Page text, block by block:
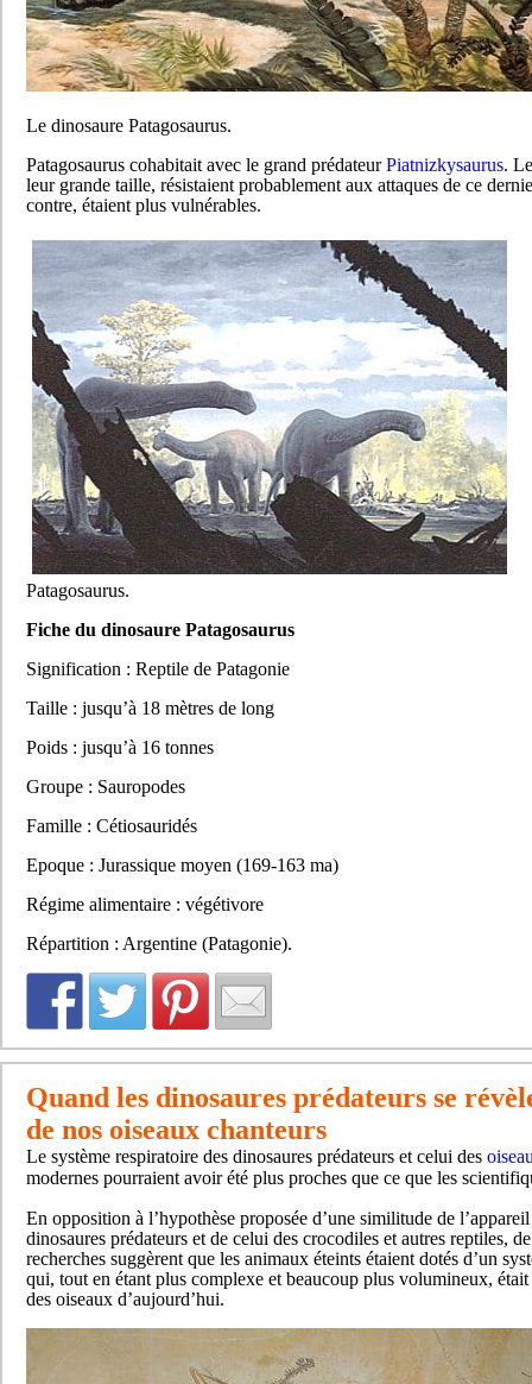
Le dinosaure Patagosaurus.
Patagosaurus cohabitait avec le grand prédateurPiatnizkysaurus.
leur grande taille, résistaient probablement aux attaques de ce
contre, étaient plus vulnérables.
Patagosaurus.
Fiche du dinosaure Patagosaurus
Signification : Reptile de Patagonie
Taille : jusqu’à 18 mètres de long
Poids : jusqu’à 16 tonnes
Groupe : Sauropodes
Famille : Cétiosauridés
Epoque : Jurassique moyen (169-163 ma)
Régime alimentaire : végétivore
Répartition : Argentine (Patagonie).
Quand les dinosaures prédateurs se
de nos oiseaux chanteurs
Le système respiratoire des dinosaures prédateurs et celui des
modernes pourraient avoir été plus proches que ce que les
En opposition à l’hypothèse proposée d’une similitude de
dinosaures prédateurs et de celui des crocodiles et autres reptiles,
recherches suggèrent que les animaux éteints étaient dotés d’un
qui, tout en étant plus complexe et beaucoup plus volumineux,
des oiseaux d’aujourd’hui.